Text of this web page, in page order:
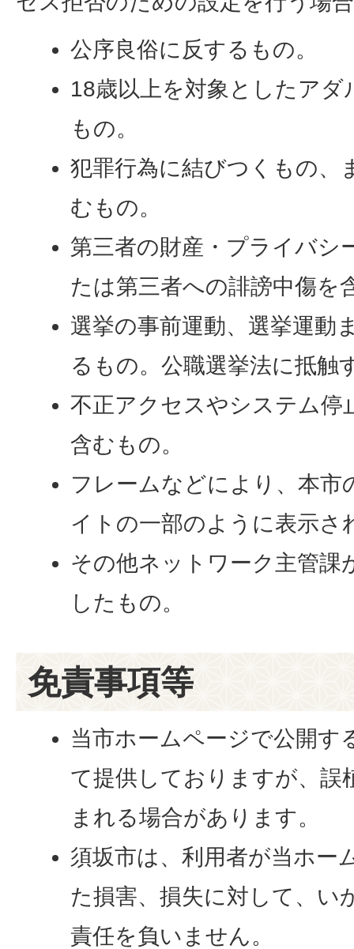
公序良俗に反するもの。
18歳以上を対象としたア
もの。
犯罪行為に結びつくもの、
むもの。
第三者の財産・プライバシ
たは第三者への誹謗中傷を
選挙の事前運動、選挙運動
るもの。公職選挙法に抵触
不正アクセスやシステム停
含むもの。
フレームなどにより、本市
イトの一部のように表示さ
その他ネットワーク主管課
したもの。
免責事項等
当市ホームページで公開す
て提供しておりますが、誤
まれる場合があります。
須坂市は、利用者が当ホー
た損害、損失に対して、い
責任を負いません。